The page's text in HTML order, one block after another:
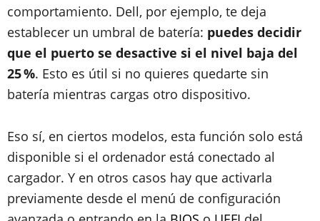
comportamiento. Dell, por ejemplo, te deja
establecer un umbral de batería: puedes decidir
que el puerto se desactive si el nivel baja del
25 %. Esto es útil si no quieres quedarte sin
batería mientras cargas otro dispositivo.
Eso sí, en ciertos modelos, esta función solo está
disponible si el ordenador está conectado al
cargador. Y en otros casos hay que activarla
previamente desde el menú de configuración